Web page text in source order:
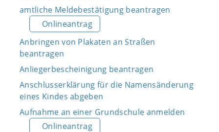
amtliche Meldebestätigung beantragen
Onlineantrag
Anbringen von Plakaten an Straßen
beantragen
Anliegerbescheinigung beantragen
Anschlusserklärung für die Namensänderung
eines Kindes abgeben
Aufnahme an einer Grundschule anmelden
Onlineantrag